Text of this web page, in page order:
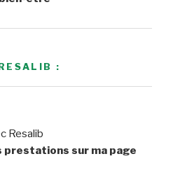
:
Resalib
sur ma page